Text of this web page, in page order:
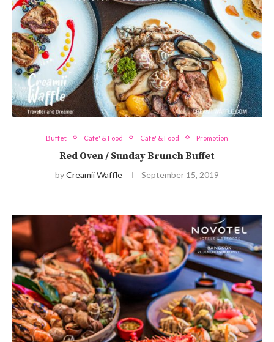
Buffet Cafe' & Food Cafe' & Food Promotion
Red Oven / Sunday Brunch Buffet
byCreamii Waffle September 15, 2019